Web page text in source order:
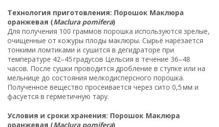
Технология приготовления: Порошок Маклюра
оранжевая (Maclura pomifera)
Для получения 100 граммов порошка используются зрелые,
очищенные от кожуры плоды маклюры. Сырьё нарезается
тонкими ломтиками и сушится в дегидраторе при
температуре 42–45 градусов Цельсия в течение 36–48
часов. После сушки проводится дробление в ступке или на
мельнице до состояния мелкодисперсного порошка.
Полученное вещество просеивается через сито 0,5 мм и
фасуется в герметичную тару.
Условия и сроки хранения: Порошок Маклюра
оранжевая (Maclura pomifera)